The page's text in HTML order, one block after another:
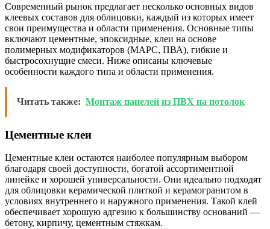
Современный рынок предлагает несколько основных видов
клеевых составов для облицовки, каждый из которых имеет
свои преимущества и области применения. Основные типы
включают цементные, эпоксидные, клеи на основе
полимерных модификаторов (МАРС, ПВА), гибкие и
быстросохнущие смеси. Ниже описаны ключевые
особенности каждого типа и области применения.
Читать также: Монтаж панелей из ПВХ на потолок
Цементные клеи
Цементные клеи остаются наиболее популярным выбором
благодаря своей доступности, богатой ассортиментной
линейке и хорошей универсальности. Они идеально подходят
для облицовки керамической плиткой и керамогранитом в
условиях внутреннего и наружного применения. Такой клей
обеспечивает хорошую адгезию к большинству оснований —
бетону, кирпичу, цементным стяжкам.